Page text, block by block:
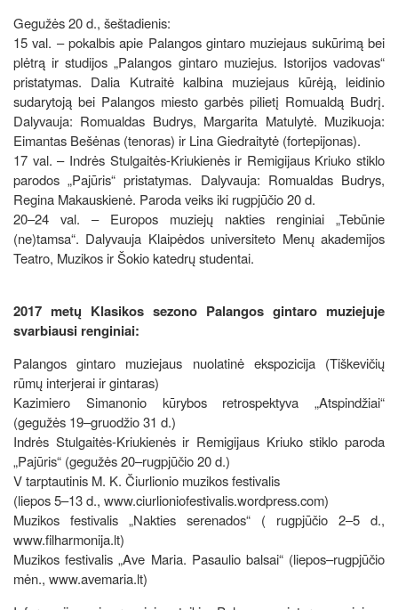
Gegužės 20 d., šeštadienis:
15 val. – pokalbis apie Palangos gintaro muziejaus sukūrimą bei
plėtrą ir studijos „Palangos gintaro muziejus. Istorijos vadovas“
pristatymas. Dalia Kutraitė kalbina muziejaus kūrėją, leidinio
sudarytoją bei Palangos miesto garbės pilietį Romualdą Budrį.
Dalyvauja: Romualdas Budrys, Margarita Matulytė. Muzikuoja:
Eimantas Bešėnas (tenoras) ir Lina Giedraitytė (fortepijonas).
17 val. – Indrės Stulgaitės-Kriukienės ir Remigijaus Kriuko stiklo
parodos „Pajūris“ pristatymas. Dalyvauja: Romualdas Budrys,
Regina Makauskienė. Paroda veiks iki rugpjūčio 20 d.
20–24 val. – Europos muziejų nakties renginiai „Tebūnie
(ne)tamsa“. Dalyvauja Klaipėdos universiteto Menų akademijos
Teatro, Muzikos ir Šokio katedrų studentai.
2017 metų Klasikos sezono Palangos gintaro muziejuje
svarbiausi renginiai:
Palangos gintaro muziejaus nuolatinė ekspozicija (Tiškevičių
rūmų interjerai ir gintaras)
Kazimiero Simanonio kūrybos retrospektyva „Atspindžiai“
(gegužės 19–gruodžio 31 d.)
Indrės Stulgaitės-Kriukienės ir Remigijaus Kriuko stiklo paroda
„Pajūris“ (gegužės 20–rugpjūčio 20 d.)
V tarptautinis M. K. Čiurlionio muzikos festivalis
(liepos 5–13 d., www.ciurlioniofestivalis.wordpress.com)
Muzikos festivalis „Nakties serenados“ ( rugpjūčio 2–5 d.,
www.filharmonija.lt)
Muzikos festivalis „Ave Maria. Pasaulio balsai“ (liepos–rugpjūčio
mėn., www.avemaria.lt)